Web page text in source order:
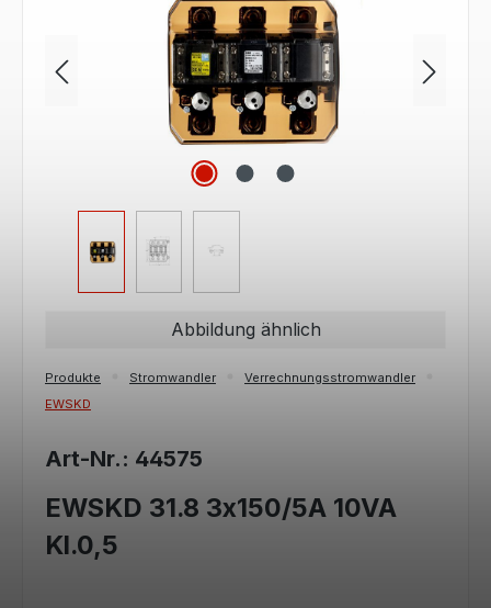
Abbildung ähnlich
Produkte Stromwandler
Verrechnungsstromwandler
EWSKD
Art-Nr.: 44575
EWSKD 31.8 3x150/5A 10VA
Kl.0,5